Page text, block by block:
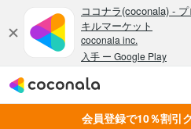
会員登録で10％割引